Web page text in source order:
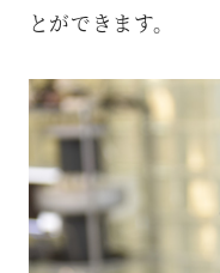
とができます。